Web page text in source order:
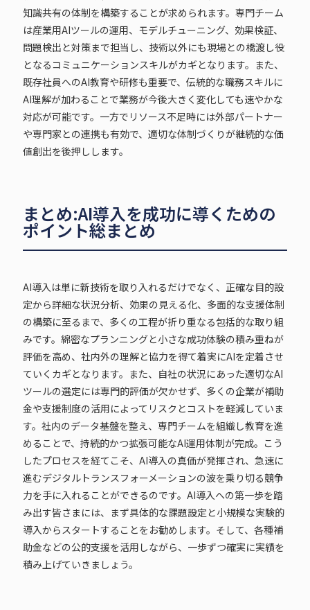
知識共有の体制を構築することが求められます。専門チーム
は産業用AIツールの運用、モデルチューニング、効果検証、
問題検出と対策まで担当し、技術以外にも現場との橋渡し役
となるコミュニケーションスキルがカギとなります。また、
既存社員へのAI教育や研修も重要で、伝統的な職務スキルに
AI理解が加わることで業務が今後大きく変化しても速やかな
対応が可能です。一方でリソース不足時には外部パートナー
や専門家との連携も有効で、適切な体制づくりが継続的な価
値創出を後押しします。
まとめ:AI導入を成功に導くための
ポイント総まとめ
AI導入は単に新技術を取り入れるだけでなく、正確な目的設
定から詳細な状況分析、効果の見える化、多面的な支援体制
の構築に至るまで、多くの工程が折り重なる包括的な取り組
みです。綿密なプランニングと小さな成功体験の積み重ねが
評価を高め、社内外の理解と協力を得て着実にAIを定着させ
ていくカギとなります。また、自社の状況にあった適切なAI
ツールの選定には専門的評価が欠かせず、多くの企業が補助
金や支援制度の活用によってリスクとコストを軽減していま
す。社内のデータ基盤を整え、専門チームを組織し教育を進
めることで、持続的かつ拡張可能なAI運用体制が完成。こう
したプロセスを経てこそ、AI導入の真価が発揮され、急速に
進むデジタルトランスフォーメーションの波を乗り切る競争
力を手に入れることができるのです。AI導入への第一歩を踏
み出す皆さまには、まず具体的な課題設定と小規模な実験的
導入からスタートすることをお勧めします。そして、各種補
助金などの公的支援を活用しながら、一歩ずつ確実に実績を
積み上げていきましょう。